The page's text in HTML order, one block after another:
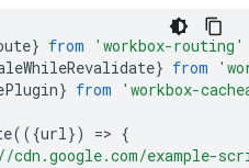
} from 'workbox-routing'
} from
} from 'workbox-
(({url}) => {
example-